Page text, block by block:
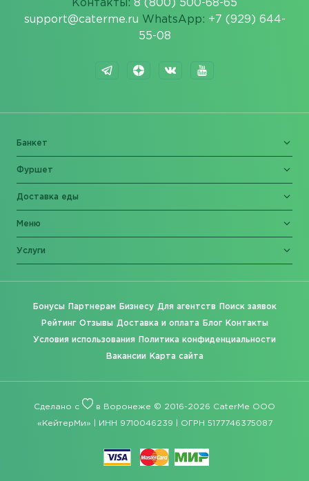
Контакты: 8 (800) 500-68-65
support@caterme.ru WhatsApp: +7 (929) 644-
55-08
Банкет
Фуршет
Доставка еды
Меню
Услуги
Бонусы Партнерам Бизнесу Для агентств Поиск заявок
Рейтинг Отзывы Доставка и оплата Блог Контакты
Условия использования Политика конфиденциальности
Вакансии Карта сайта
Сделано с в Воронеже © 2016-2026 CaterMe ООО
«КейтерМи» | ИНН 9710046239 | ОГРН 5177746375087